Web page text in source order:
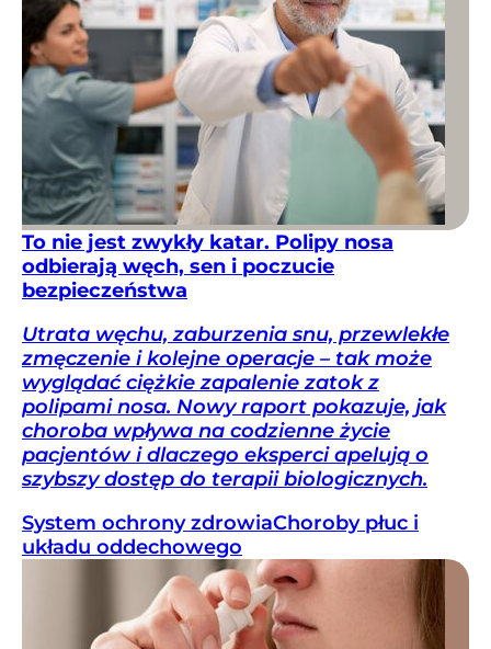
To nie jest zwykły katar. Polipy nosa
odbierają węch, sen i poczucie
bezpieczeństwa
Utrata węchu, zaburzenia snu, przewlekłe
zmęczenie i kolejne operacje – tak może
wyglądać ciężkie zapalenie zatok z
polipami nosa. Nowy raport pokazuje, jak
choroba wpływa na codzienne życie
pacjentów i dlaczego eksperci apelują o
szybszy dostęp do terapii biologicznych.
System ochrony zdrowiaChoroby płuc i
układu oddechowego